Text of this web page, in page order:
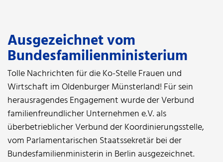
Ausgezeichnet vom
Bundesfamilienministerium
Tolle Nachrichten für die Ko-Stelle Frauen und
Wirtschaft im Oldenburger Münsterland! Für sein
herausragendes Engagement wurde der Verbund
familienfreundlicher Unternehmen e.V. als
überbetrieblicher Verbund der Koordinierungsstelle,
vom Parlamentarischen Staatssekretär bei der
Bundesfamilienministerin in Berlin ausgezeichnet.